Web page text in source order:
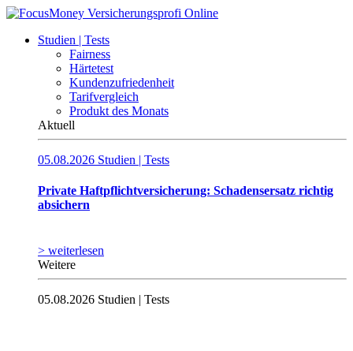
Studien | Tests
Fairness
Härtetest
Kundenzufriedenheit
Tarifvergleich
Produkt des Monats
Aktuell
05.08.2026 Studien | Tests
Private Haftpflichtversicherung: Schadensersatz richtig
absichern
> weiterlesen
Weitere
05.08.2026 Studien | Tests